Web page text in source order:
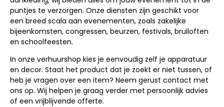
puntjes te verzorgen. Onze diensten zijn geschikt voor
een breed scala aan evenementen, zoals zakelijke
bijeenkomsten, congressen, beurzen, festivals, bruiloften
en schoolfeesten.
In onze verhuurshop kies je eenvoudig zelf je apparatuur
en decor. Staat het product dat je zoekt er niet tussen, of
heb je vragen over een item? Neem gerust contact met
ons op. Wij helpen je graag verder met persoonlijk advies
of een vrijblijvende offerte.